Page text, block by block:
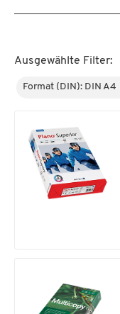
Ausgewählte Filter:
Format (DIN): DIN A4